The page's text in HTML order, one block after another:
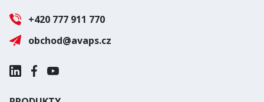
+420 777 911 770
obchod@avaps.cz